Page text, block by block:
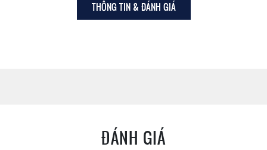
THÔNG TIN & ĐÁNH GIÁ
ĐÁNH GIÁ